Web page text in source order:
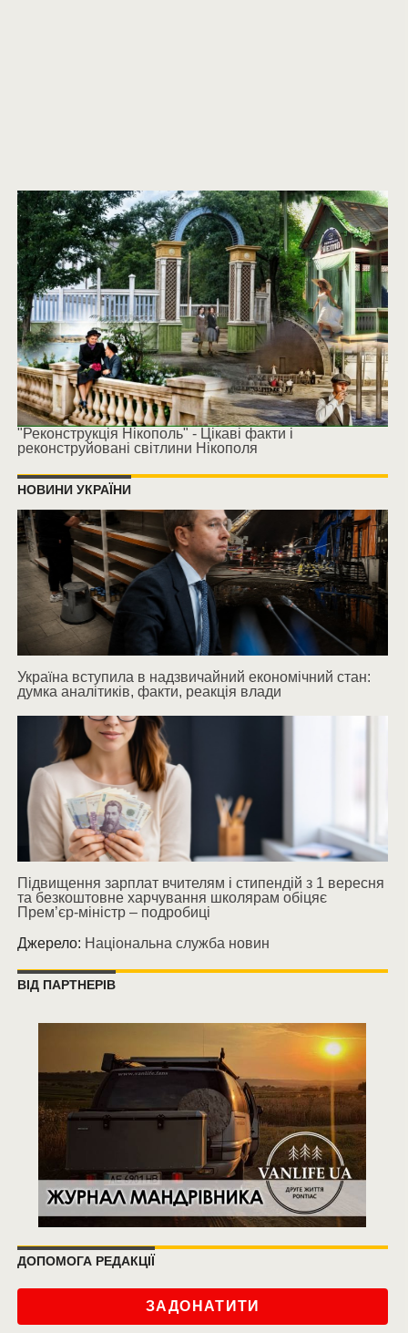
"Реконструкція Нікополь" - Цікаві факти і
реконструйовані світлини Нікополя
НОВИНИ УКРАЇНИ
Україна вступила в надзвичайний економічний стан:
думка аналітиків, факти, реакція влади
Підвищення зарплат вчителям і стипендій з 1 вересня
та безкоштовне харчування школярам обіцяє
Прем’єр-міністр – подробиці
Джерело: Національна служба новин
ВІД ПАРТНЕРІВ
ДОПОМОГА РЕДАКЦІЇ
ЗАДОНАТИТИ